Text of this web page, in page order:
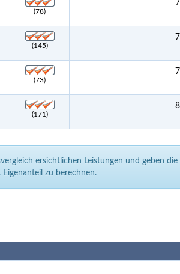
(78)
(145)
(73)
(171)
ersichtlichen Leistungen und geben
zu berechnen.